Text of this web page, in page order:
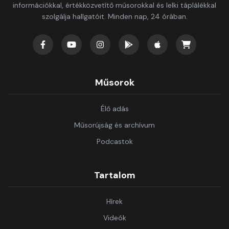
információkkal, értékközvetítő műsorokkal és lelki táplálékkal
szolgálja hallgatóit. Minden nap, 24 órában.
Műsorok
Élő adás
Műsorújság és archívum
Podcastok
Tartalom
Hírek
Videók